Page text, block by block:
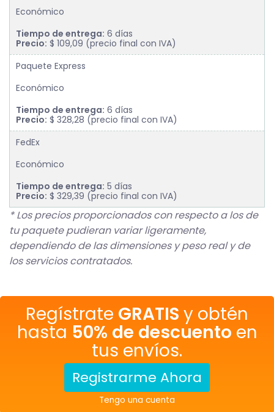
Económico
Tiempo de entrega: 6 días
Precio: $ 109,09 (precio final con IVA)
Paquete Express
Económico
Tiempo de entrega: 6 días
Precio: $ 328,28 (precio final con IVA)
FedEx
Económico
Tiempo de entrega: 5 días
Precio: $ 329,39 (precio final con IVA)
* Los precios proporcionados con respecto a los de
tu paquete pudieran variar ligeramente,
dependiendo de las dimensiones y peso real y de
los servicios contratados.
Regístrate GRATIS y obtén
hasta 50% de descuento en
tus envíos.
Registrarme Ahora
Tengo una cuenta